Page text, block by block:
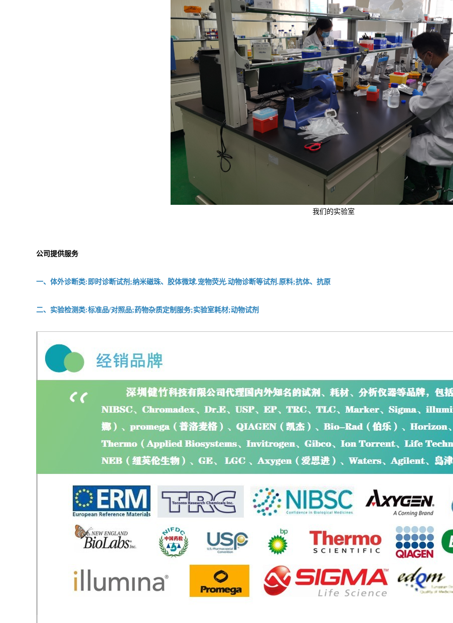
我们的实验室
公司提供服务
一、体外诊断类:即时诊断试剂;纳米磁珠、胶体微球.宠物荧光.动物诊断等试剂.原料;抗体、抗原
二、实验检测类:标准品/对照品;药物杂质定制服务;实验室耗材;动物试剂